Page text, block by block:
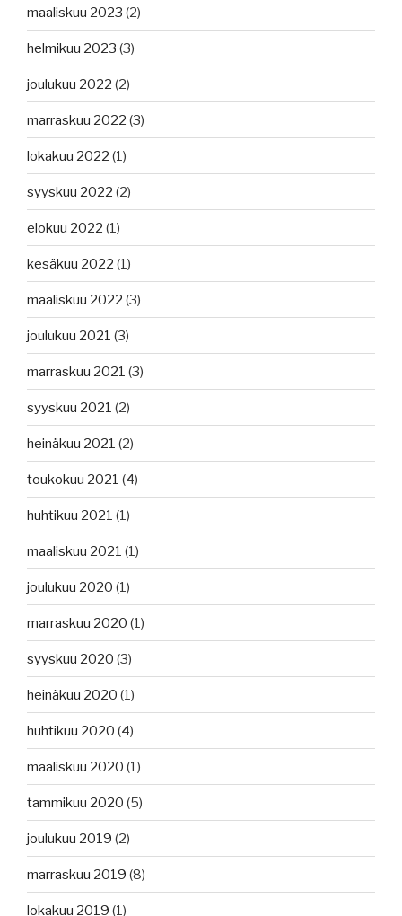
maaliskuu 2023 (2)
helmikuu 2023 (3)
joulukuu 2022 (2)
marraskuu 2022 (3)
lokakuu 2022 (1)
syyskuu 2022 (2)
elokuu 2022 (1)
kesäkuu 2022 (1)
maaliskuu 2022 (3)
joulukuu 2021 (3)
marraskuu 2021 (3)
syyskuu 2021 (2)
heinäkuu 2021 (2)
toukokuu 2021 (4)
huhtikuu 2021 (1)
maaliskuu 2021 (1)
joulukuu 2020 (1)
marraskuu 2020 (1)
syyskuu 2020 (3)
heinäkuu 2020 (1)
huhtikuu 2020 (4)
maaliskuu 2020 (1)
tammikuu 2020 (5)
joulukuu 2019 (2)
marraskuu 2019 (8)
lokakuu 2019 (1)